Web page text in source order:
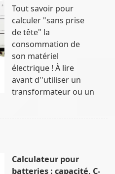
Tout savoir pour
calculer "sans prise
de tête" la
consommation de
son matériel
électrique ! À lire
avant d''utiliser un
transformateur ou un
Calculateur pour
batteries : capacité, C-